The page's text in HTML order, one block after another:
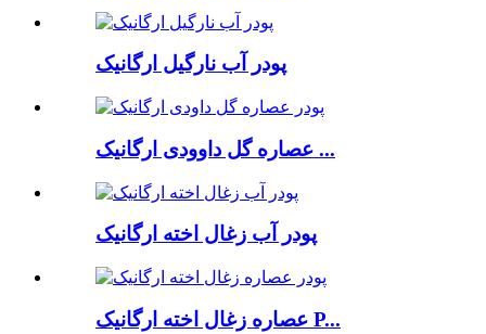
پودر آب نارگیل ارگانیک
عصاره گل داوودی ارگانیک ...
پودر آب زغال اخته ارگانیک
عصاره زغال اخته ارگانیک P...